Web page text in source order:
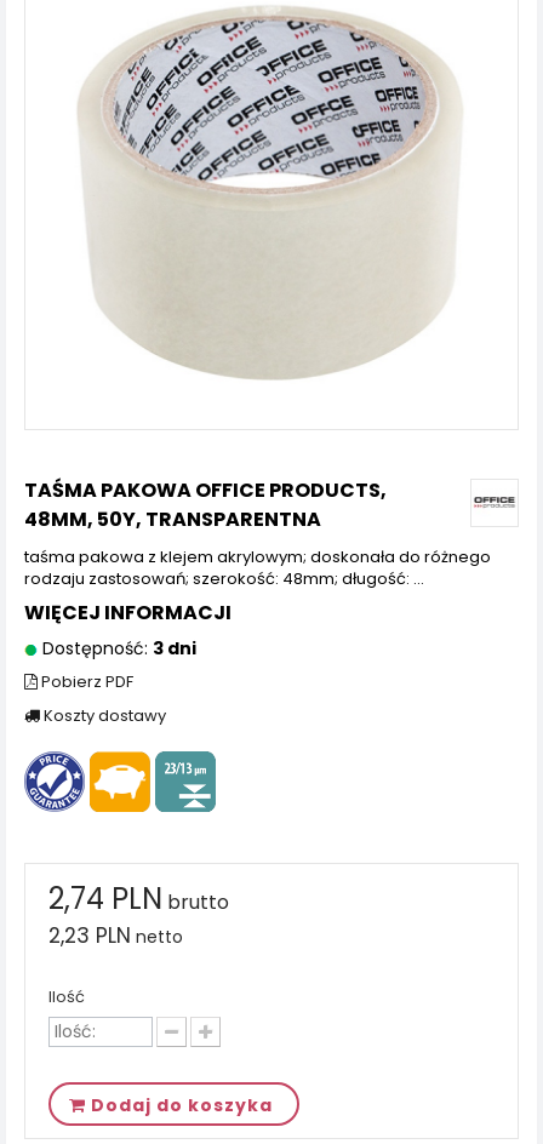
TAŚMA PAKOWA OFFICE PRODUCTS,
48MM, 50Y, TRANSPARENTNA
taśma pakowa z klejem akrylowym; doskonała do różnego
rodzaju zastosowań; szerokość: 48mm; długość: ...
WIĘCEJ INFORMACJI
Dostępność: 3 dni
Pobierz PDF
Koszty dostawy
2,74 PLN brutto
2,23 PLN netto
Ilość
Dodaj do koszyka